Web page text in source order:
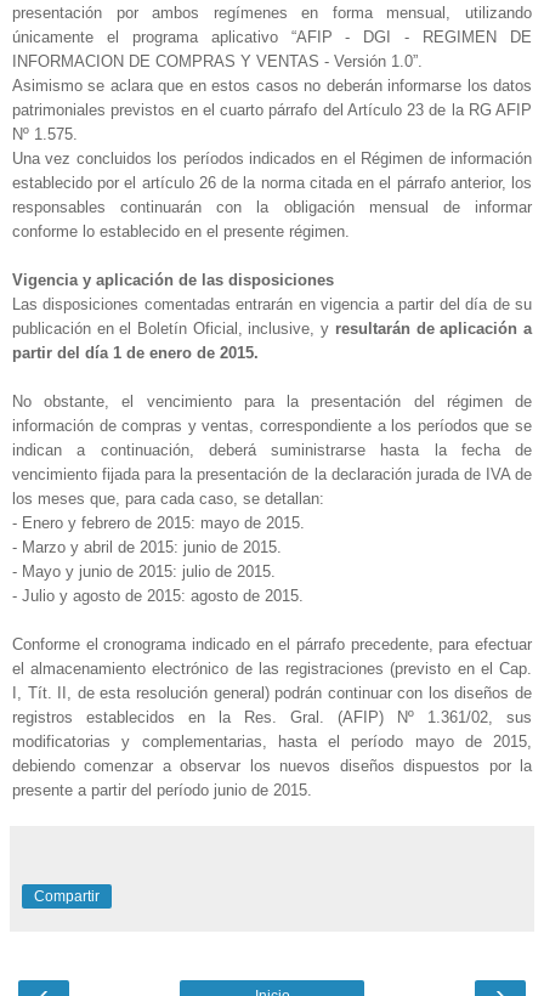
presentación por ambos regímenes en forma mensual, utilizando
únicamente el programa aplicativo “AFIP - DGI - REGIMEN DE
INFORMACION DE COMPRAS Y VENTAS - Versión 1.0”.
Asimismo se aclara que en estos casos no deberán informarse los datos
patrimoniales previstos en el cuarto párrafo del Artículo 23 de la RG AFIP
Nº 1.575.
Una vez concluidos los períodos indicados en el Régimen de información
establecido por el artículo 26 de la norma citada en el párrafo anterior, los
responsables continuarán con la obligación mensual de informar
conforme lo establecido en el presente régimen.
Vigencia y aplicación de las disposiciones
Las disposiciones comentadas entrarán en vigencia a partir del día de su
publicación en el Boletín Oficial, inclusive, y resultarán de aplicación a
partir del día 1 de enero de 2015.
No obstante, el vencimiento para la presentación del régimen de
información de compras y ventas, correspondiente a los períodos que se
indican a continuación, deberá suministrarse hasta la fecha de
vencimiento fijada para la presentación de la declaración jurada de IVA de
los meses que, para cada caso, se detallan:
- Enero y febrero de 2015: mayo de 2015.
- Marzo y abril de 2015: junio de 2015.
- Mayo y junio de 2015: julio de 2015.
- Julio y agosto de 2015: agosto de 2015.
Conforme el cronograma indicado en el párrafo precedente, para efectuar
el almacenamiento electrónico de las registraciones (previsto en el Cap.
I, Tít. II, de esta resolución general) podrán continuar con los diseños de
registros establecidos en la Res. Gral. (AFIP) Nº 1.361/02, sus
modificatorias y complementarias, hasta el período mayo de 2015,
debiendo comenzar a observar los nuevos diseños dispuestos por la
presente a partir del período junio de 2015.
Compartir